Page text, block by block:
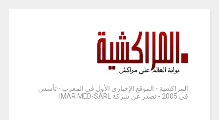
المراكشية - الموقع الإخباري الأول في المغرب - تأسس
في 2005 - تصدر عن شركة IMAR MED-SARL